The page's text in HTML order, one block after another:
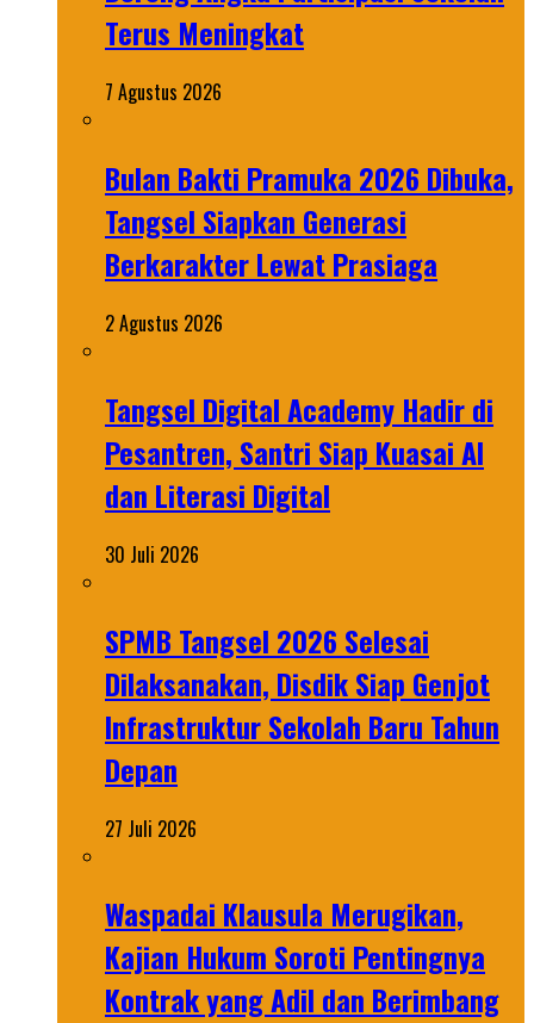
Terus Meningkat
7 Agustus 2026
Bulan Bakti Pramuka 2026 Dibuka,
Tangsel Siapkan Generasi
Berkarakter Lewat Prasiaga
2 Agustus 2026
Tangsel Digital Academy Hadir di
Pesantren, Santri Siap Kuasai AI
dan Literasi Digital
30 Juli 2026
SPMB Tangsel 2026 Selesai
Dilaksanakan, Disdik Siap Genjot
Infrastruktur Sekolah Baru Tahun
Depan
27 Juli 2026
Waspadai Klausula Merugikan,
Kajian Hukum Soroti Pentingnya
Kontrak yang Adil dan Berimbang